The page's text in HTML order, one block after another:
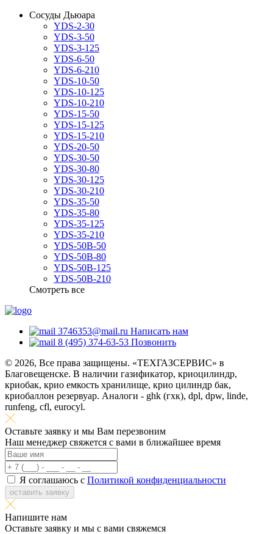
Сосуды Дьюара
YDS-2-30
YDS-3-50
YDS-3-125
YDS-6-50
YDS-6-210
YDS-10-50
YDS-10-125
YDS-10-210
YDS-15-50
YDS-15-125
YDS-15-210
YDS-20-50
YDS-30-50
YDS-30-80
YDS-30-125
YDS-30-210
YDS-35-50
YDS-35-80
YDS-35-125
YDS-35-210
YDS-50B-50
YDS-50B-80
YDS-50B-125
YDS-50B-210
Смотреть все
3746353@mail.ru Написать нам
8 (495) 374-63-53 Позвонить
© 2026, Все права защищены. «ТЕХГАЗСЕРВИС» в
Благовещенске. В наличии газификатор, криоцилиндр,
криобак, крио емкость хранилище, крио цилиндр бак,
криобаллон резервуар. Аналоги - ghk (гхк), dpl, dpw, linde,
runfeng, cfl, eurocyl.
Оставьте заявку и мы Вам перезвоним
Наш менеджер свяжется с вами в ближайшее время
Я соглашаюсь с Политикой конфиденциальности
оставить заявку
Напишите нам
Оставьте заявку и мы с вами свяжемся